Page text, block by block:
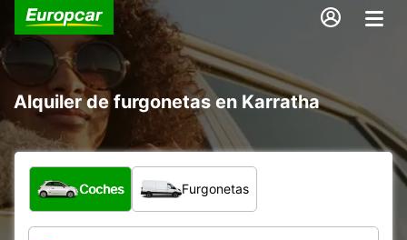
Alquiler de furgonetas en Karratha
¿Qué tipo de vehículo?
Coches Furgonetas